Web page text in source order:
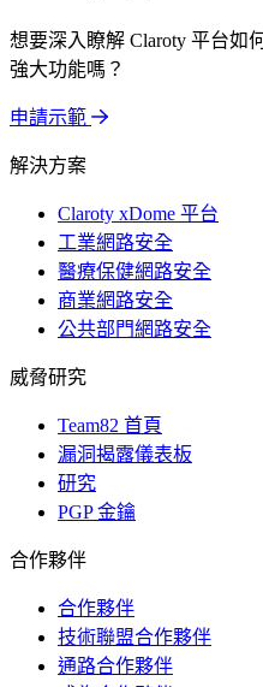
想要深入瞭解 Claroty 平台如
強大功能嗎？
申請示範
解決方案
Claroty xDome 平台
工業網路安全
醫療保健網路安全
商業網路安全
公共部門網路安全
威脅研究
Team82 首頁
漏洞揭露儀表板
研究
PGP 金鑰
合作夥伴
合作夥伴
技術聯盟合作夥伴
通路合作夥伴